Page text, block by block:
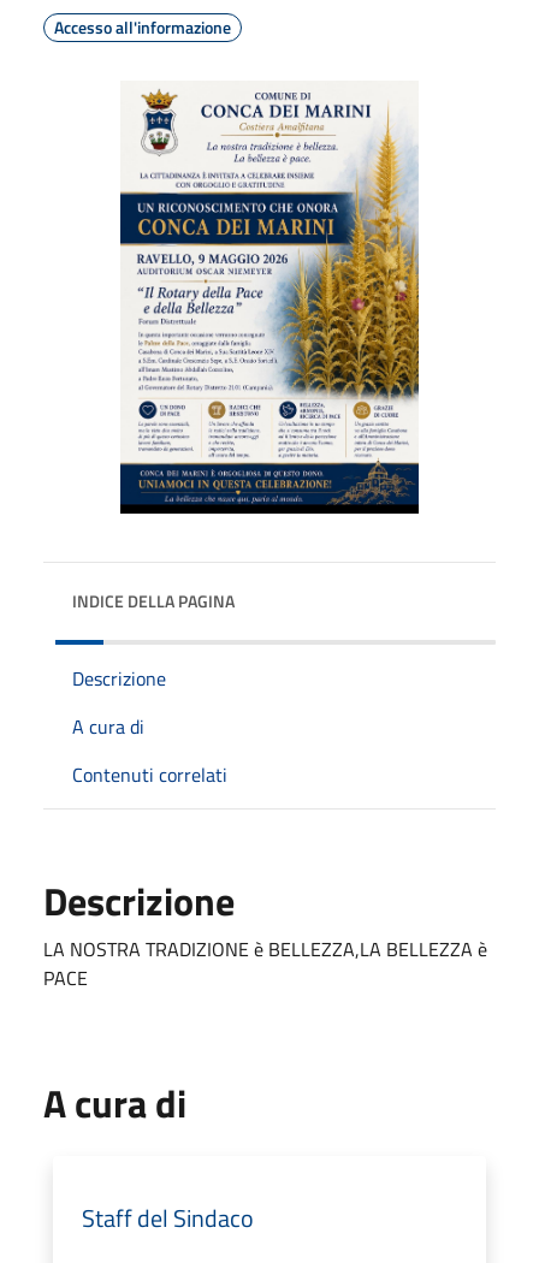
Accesso all'informazione
INDICE DELLA PAGINA
Descrizione
A cura di
Contenuti correlati
Descrizione
LA NOSTRA TRADIZIONE è BELLEZZA,LA BELLEZZA è
PACE
A cura di
Staff del Sindaco